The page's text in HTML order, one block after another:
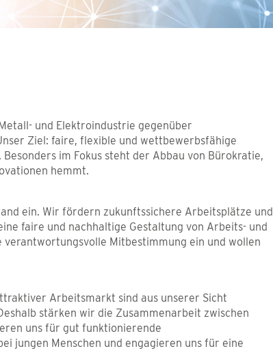
und Elektroindustrie gegenüber
Ziel: faire, flexible und wettbewerbsfähige
im Fokus steht der Abbau von Bürokratie,
hemmt.
ein. Wir fördern zukunftssichere Arbeitsplätze und
faire und nachhaltige Gestaltung von Arbeits- und
Mitbestimmung ein und wollen
Arbeitsmarkt sind aus unserer Sicht
stärken wir die Zusammenarbeit zwischen
uns für gut funktionierende
jungen Menschen und engagieren uns für eine